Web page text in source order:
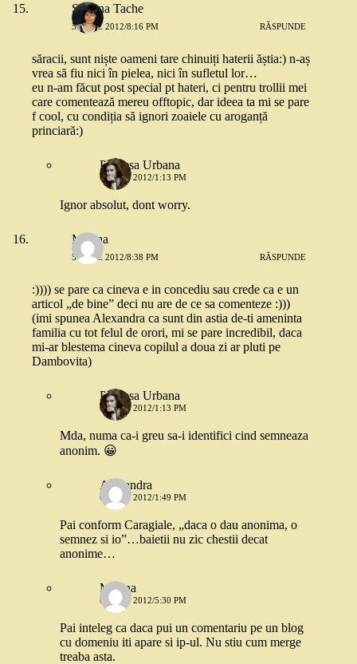
Simona Tache
5 IULIE 2012/8:16 PM RĂSPUNDE
săracii, sunt niște oameni tare chinuiți haterii ăștia:) n-aș
vrea să fiu nici în pielea, nici în sufletul lor…
eu n-am făcut post special pt hateri, ci pentru trollii mei
care comentează mereu offtopic, dar ideea ta mi se pare
f cool, cu condiția să ignori zoaiele cu aroganță
princiară:)
Printesa Urbana
6 IULIE 2012/1:13 PM
Ignor absolut, dont worry.
Miruna
5 IULIE 2012/8:38 PM RĂSPUNDE
:)))) se pare ca cineva e in concediu sau crede ca e un
articol „de bine” deci nu are de ce sa comenteze :)))
(imi spunea Alexandra ca sunt din astia de-ti ameninta
familia cu tot felul de orori, mi se pare incredibil, daca
mi-ar blestema cineva copilul a doua zi ar pluti pe
Dambovita)
Printesa Urbana
6 IULIE 2012/1:13 PM
Mda, numa ca-i greu sa-i identifici cind semneaza
anonim. 😀
Alexandra
6 IULIE 2012/1:49 PM
Pai conform Caragiale, „daca o dau anonima, o
semnez si io”…baietii nu zic chestii decat
anonime…
Miruna
6 IULIE 2012/5:30 PM
Pai inteleg ca daca pui un comentariu pe un blog
cu domeniu iti apare si ip-ul. Nu stiu cum merge
treaba asta.